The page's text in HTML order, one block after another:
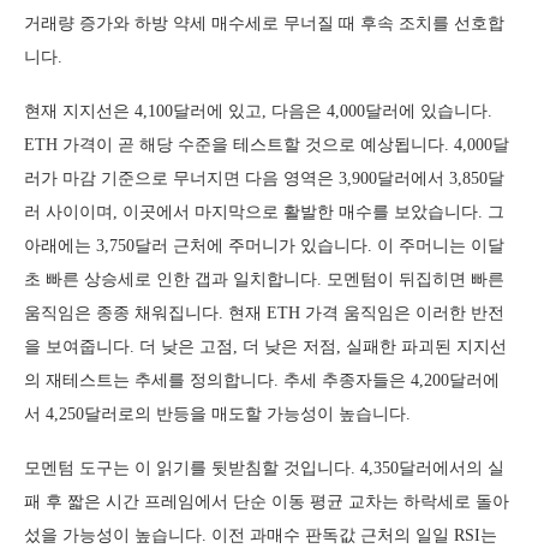
거래량 증가와 하방 약세 매수세로 무너질 때 후속 조치를 선호합
니다.
현재 지지선은 4,100달러에 있고, 다음은 4,000달러에 있습니다.
ETH 가격이 곧 해당 수준을 테스트할 것으로 예상됩니다. 4,000달
러가 마감 기준으로 무너지면 다음 영역은 3,900달러에서 3,850달
러 사이이며, 이곳에서 마지막으로 활발한 매수를 보았습니다. 그
아래에는 3,750달러 근처에 주머니가 있습니다. 이 주머니는 이달
초 빠른 상승세로 인한 갭과 일치합니다. 모멘텀이 뒤집히면 빠른
움직임은 종종 채워집니다. 현재 ETH 가격 움직임은 이러한 반전
을 보여줍니다. 더 낮은 고점, 더 낮은 저점, 실패한 파괴된 지지선
의 재테스트는 추세를 정의합니다. 추세 추종자들은 4,200달러에
서 4,250달러로의 반등을 매도할 가능성이 높습니다.
모멘텀 도구는 이 읽기를 뒷받침할 것입니다. 4,350달러에서의 실
패 후 짧은 시간 프레임에서 단순 이동 평균 교차는 하락세로 돌아
섰을 가능성이 높습니다. 이전 과매수 판독값 근처의 일일 RSI는